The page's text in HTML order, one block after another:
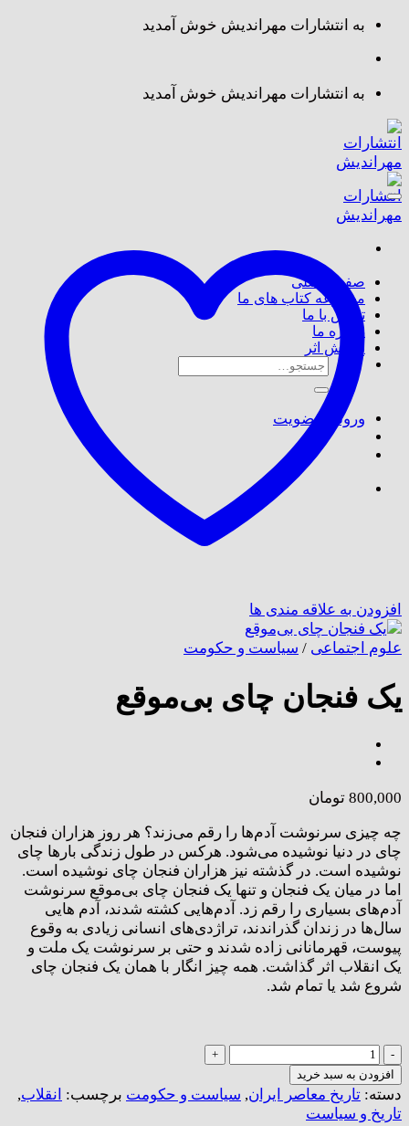
Skip
content
به انتشارات مهراندیش خوش آمدید
به انتشارات مهراندیش خوش آمدید
صفحه اصلی
مجموعه کتاب های ما
تماس با ما
درباره ما
پذیرش اثر
جستجو
برای:
ورود / عضویت
افزودن به علاقه مندی ها
علوم اجتماعی / سیاست و حکومت
یک فنجان چای بی‌موقع
800,000 تومان
چه چیزی سرنوشت آدم‌ها را رقم می‌زند؟ هر روز هزاران فنجان
چای در دنیا نوشیده می‌شود. هرکس در طول زندگی بارها چای
نوشیده است. در گذشته نیز هزاران فنجان چای نوشیده است.
اما در میان یک فنجان و تنها یک فنجان چای بی‌موقع سرنوشت
آدم‌های بسیاری را رقم زد. آدم‌هایی کشته شدند، آدم هایی
سال‌ها در زندان گذراندند، تراژدی‌های انسانی زیادی به وقوع
پیوست، قهرمانانی زاده شدند و حتی بر سرنوشت یک ملت و
یک انقلاب اثر گذاشت. همه چیز انگار با همان یک فنجان چای
شروع شد یا تمام شد.
یک
فنجان
چای
بی‌موقع
افزودن به سبد خرید
دسته: تاریخ معاصر ایران, سیاست و حکومت برچسب: انقلاب,
تاریخ و سیاست